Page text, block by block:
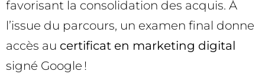
favorisant la consolidation des acquis. À
l’issue du parcours, un examen final donne
accès au certificat en marketing digital
signé Google !